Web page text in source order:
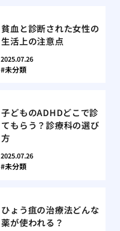
貧血と診断された女性の
生活上の注意点
2025.07.26
未分類
子どものADHDどこで診
てもらう？診療科の選び
方
2025.07.26
未分類
ひょう疽の治療法どんな
薬が使われる？